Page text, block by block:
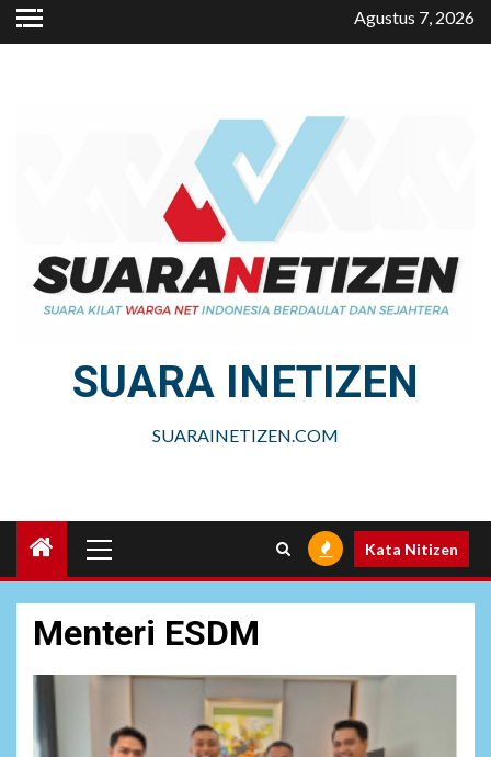
Skip
to
Agustus 7, 2026
SUARA INETIZEN
SUARAINETIZEN.COM
Menu
Kata Nitizen
Menteri ESDM